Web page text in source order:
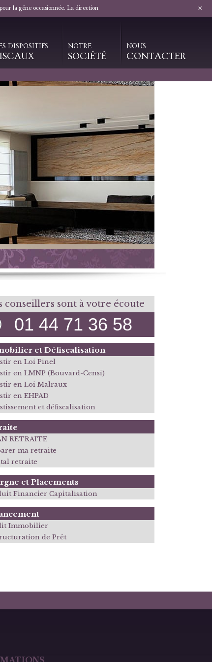
DISPOSITIFS NOTRE
SOCIÉTÉ
NOUS
CONTACTER
conseillers sont à votre écoute
01 44 71 36 58
et Défiscalisation
en Loi Pinel
en LMNP (Bouvard-Censi)
en Loi Malraux
en EHPAD
et défiscalisation
RETRAITE
ma retraite
retraite
et Placements
Financier Capitalisation
Immobilier
de Prêt
la gêne occasionnée. La direction +